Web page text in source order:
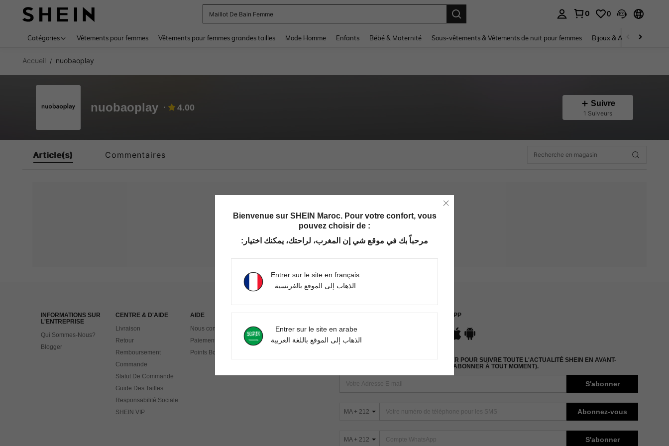
Maillot De Bain Femme
0 0
Catégories Vêtements pour femmes Vêtements pour femmes grandes tailles Mode Homme Enfants Bébé & Maternité Sous-vêtements & Vêtements de nuit pour femmes Bijoux & Accessoires pour
Accueil / nuobaoplay
nuobaoplay 4.00 Suivre
1 Suiveurs
Article(s) Commentaires
Aucun article trouvé. Veuillez essayer une autre recherche.
INFORMATIONS SUR
L'ENTREPRISE
Qui Sommes-Nous?
Blogger
CENTRE & D'AIDE
Livraison
Retour
Remboursement
Commande
Statut De Commande
Guide Des Tailles
Responsabilité Sociale
SHEIN VIP
AIDE
Nous contacter
Paiement
Points Bonus
TROUVEZ-NOUS SUR APP
ABONNEZ-VOUS À NOTRE NEWSLETTER POUR SUIVRE TOUTE L'ACTUALITÉ SHEIN EN AVANT-
PREMIÈRE ! (VOUS POUVEZ VOUS DÉSABONNER À TOUT MOMENT).
S'abonner
MA + 212 Abonnez-vous
MA + 212 S'abonner
Bienvenue sur SHEIN Maroc. Pour votre confort, vous
pouvez choisir de :
مرحباً بك في موقع شي إن المغرب، لراحتك، يمكنك اختيار:
Entrer sur le site en français
الذهاب إلى الموقع بالفرنسية
Entrer sur le site en arabe
الذهاب إلى الموقع باللغة العربية